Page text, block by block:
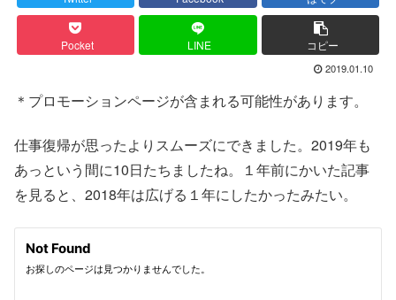
Pocket LINE コピー
2019.01.10
＊プロモーションページが含まれる可能性があります。
仕事復帰が思ったよりスムーズにできました。2019年も
あっという間に10日たちましたね。１年前にかいた記事
を見ると、2018年は広げる１年にしたかったみたい。